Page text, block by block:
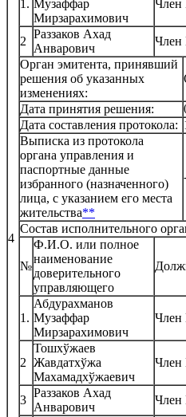
4
1. Музаффар
Мирзарахимович
2
Раззаков Ахад
Анварович
Орган эмитента, принявший
решения об указанных
изменениях:
Дата принятия решения:
Дата составления протокола:
Выписка из протокола
органа управления и
паспортные данные
избранного (назначенного)
лица, с указанием его места
жительства**
Состав исполнительного
№
Ф.И.О. или полное
наименование
доверительного
управляющего
1.
Абдурахманов
Музаффар
Мирзарахимович
2
Тошхўжаев
Жавдатхўжа
Махамадхўжаевич
3
Раззаков Ахад
Анварович